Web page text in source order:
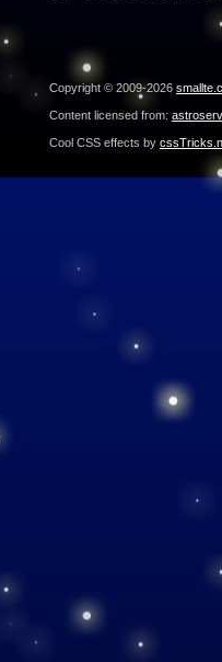
Copyright © 2009-2026
Content licensed from:
Cool CSS effects by